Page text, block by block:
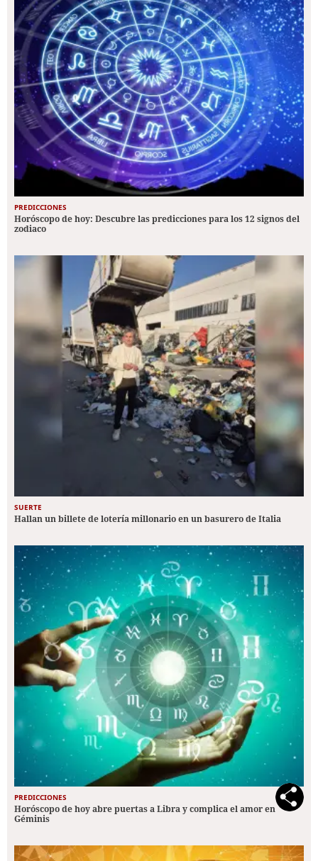
PREDICCIONES
Horóscopo de hoy: Descubre las predicciones para los 12 signos del
zodiaco
SUERTE
Hallan un billete de lotería millonario en un basurero de Italia
PREDICCIONES
Horóscopo de hoy abre puertas a Libra y complica el amor en
Géminis